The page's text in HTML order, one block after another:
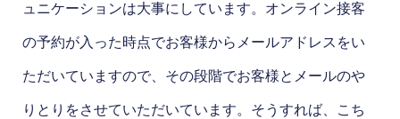
ュニケーションは大事にしています。オンライン接客
の予約が入った時点でお客様からメールアドレスをい
ただいていますので、その段階でお客様とメールのや
りとりをさせていただいています。そうすれば、こち